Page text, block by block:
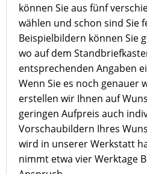
können Sie aus fünf
wählen und schon sind Sie
Beispielbildern können Sie
wo auf dem
entsprechenden Angaben
Wenn Sie es noch genauer
erstellen wir Ihnen auf
geringen Aufpreis auch
Vorschaubildern Ihres
wird in unserer Werkstatt
nimmt etwa vier Werktage